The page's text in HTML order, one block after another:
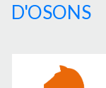
D'OSONS